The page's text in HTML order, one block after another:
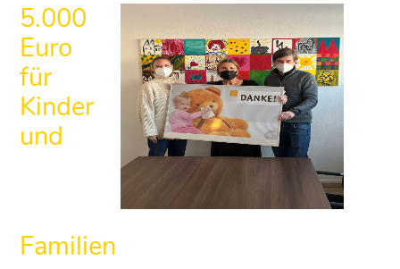
5.000
Euro
für
Kinder
und
Familien